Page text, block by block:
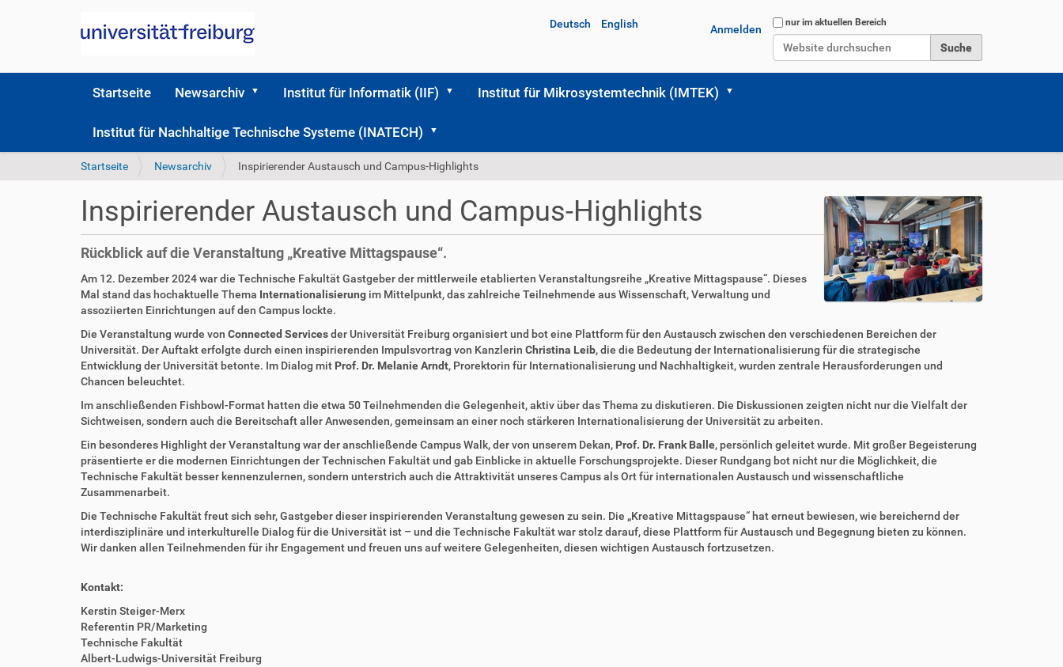
Website durchsuchen
nur im aktuellen Bereich
Anmelden
Deutsch English
Startseite Newsarchiv Institut für Informatik (IIF) Institut für Mikrosystemtechnik (IMTEK)
Institut für Nachhaltige Technische Systeme (INATECH)
S
d
h
i
e
Startseite Newsarchiv Inspirierender Austausch und Campus-Highlights
Inspirierender Austausch und Campus-Highlights
Rückblick auf die Veranstaltung „Kreative Mittagspause“.
Am 12. Dezember 2024 war die Technische Fakultät Gastgeber der mittlerweile etablierten Veranstaltungsreihe „Kreative Mittagspause“. Dieses
Mal stand das hochaktuelle Thema Internationalisierung im Mittelpunkt, das zahlreiche Teilnehmende aus Wissenschaft, Verwaltung und
assoziierten Einrichtungen auf den Campus lockte.
Die Veranstaltung wurde von Connected Servicesder Universität Freiburg organisiert und bot eine Plattform für den Austausch zwischen den verschiedenen Bereichen der
Universität. Der Auftakt erfolgte durch einen inspirierenden Impulsvortrag von Kanzlerin Christina Leib, die die Bedeutung der Internationalisierung für die strategische
Entwicklung der Universität betonte. Im Dialog mit Prof. Dr. Melanie Arndt, Prorektorin für Internationalisierung und Nachhaltigkeit, wurden zentrale Herausforderungen und
Chancen beleuchtet.
Im anschließenden Fishbowl-Format hatten die etwa 50 Teilnehmenden die Gelegenheit, aktiv über das Thema zu diskutieren. Die Diskussionen zeigten nicht nur die Vielfalt der
Sichtweisen, sondern auch die Bereitschaft aller Anwesenden, gemeinsam an einer noch stärkeren Internationalisierung der Universität zu arbeiten.
Ein besonderes Highlight der Veranstaltung war der anschließende Campus Walk, der von unserem Dekan, Prof. Dr. Frank Balle, persönlich geleitet wurde. Mit großer Begeisterung
präsentierte er die modernen Einrichtungen der Technischen Fakultät und gab Einblicke in aktuelle Forschungsprojekte. Dieser Rundgang bot nicht nur die Möglichkeit, die
Technische Fakultät besser kennenzulernen, sondern unterstrich auch die Attraktivität unseres Campus als Ort für internationalen Austausch und wissenschaftliche
Zusammenarbeit.
Die Technische Fakultät freut sich sehr, Gastgeber dieser inspirierenden Veranstaltung gewesen zu sein. Die „Kreative Mittagspause“ hat erneut bewiesen, wie bereichernd der
interdisziplinäre und interkulturelle Dialog für die Universität ist – und die Technische Fakultät war stolz darauf, diese Plattform für Austausch und Begegnung bieten zu können.
Wir danken allen Teilnehmenden für ihr Engagement und freuen uns auf weitere Gelegenheiten, diesen wichtigen Austausch fortzusetzen.
Kontakt:
Kerstin Steiger-Merx
Referentin PR/Marketing
Technische Fakultät
Albert-Ludwigs-Universität Freiburg